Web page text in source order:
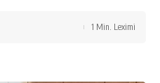
1 Min. Leximi